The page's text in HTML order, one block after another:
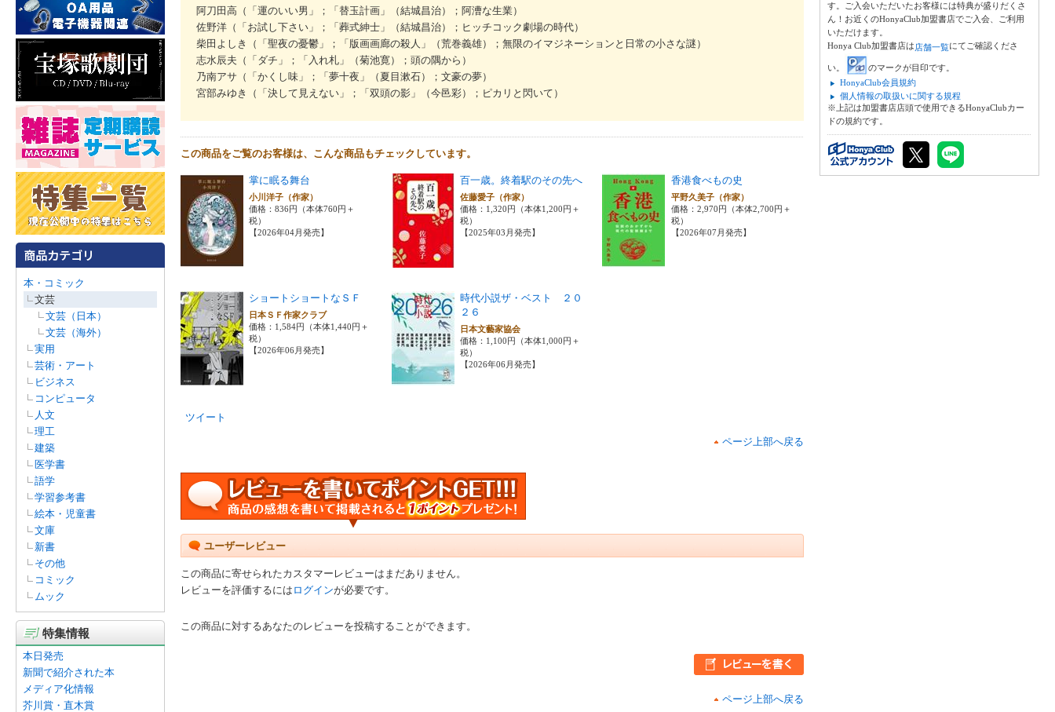
本・コミック
文芸
文芸（日本）
文芸（海外）
実用
芸術・アート
ビジネス
コンピュータ
人文
理工
建築
医学書
語学
学習参考書
絵本・児童書
文庫
新書
その他
コミック
ムック
特集情報
本日発売
新聞で紹介された本
メディア化情報
芥川賞・直木賞
阿刀田高（「運のいい男」；「替玉計画」（結城昌治）；阿漕な生業）
佐野洋（「お試し下さい」；「葬式紳士」（結城昌治）；ヒッチコック劇場の時代）
柴田よしき（「聖夜の憂鬱」；「版画画廊の殺人」（荒巻義雄）；無限のイマジネーションと日常の小さな謎）
志水辰夫（「ダチ」；「入れ札」（菊池寛）；頭の隅から）
乃南アサ（「かくし味」；「夢十夜」（夏目漱石）；文豪の夢）
宮部みゆき（「決して見えない」；「双頭の影」（今邑彩）；ピカリと閃いて）
この商品をご覧のお客様は、こんな商品もチェックしています。
掌に眠る舞台
小川洋子（作家）
価格：836円（本体760円＋
税）
【2026年04月発売】
百一歳。終着駅のその先へ
佐藤愛子（作家）
価格：1,320円（本体1,200円＋
税）
【2025年03月発売】
香港食べもの史
平野久美子（作家）
価格：2,970円（本体2,700円＋
税）
【2026年07月発売】
ショートショートなＳＦ
日本ＳＦ作家クラブ
価格：1,584円（本体1,440円＋
税）
【2026年06月発売】
時代小説ザ・ベスト ２０
２６
日本文藝家協会
価格：1,100円（本体1,000円＋
税）
【2026年06月発売】
ツイート
ページ上部へ戻る
ユーザーレビュー
この商品に寄せられたカスタマーレビューはまだありません。
レビューを評価するには ログインが必要です。
この商品に対するあなたのレビューを投稿することができます。
ページ上部へ戻る
す。ご入会いただいたお客様には特典が盛りだくさ
ん！お近くのHonyaClub加盟書店でご入会、ご利用
いただけます。
Honya Club加盟書店は店舗一覧にてご確認くださ
い。
のマークが目印です。
HonyaClub会員規約
個人情報の取扱いに関する規程
※上記は加盟書店店頭で使用できるHonyaClubカー
ドの規約です。